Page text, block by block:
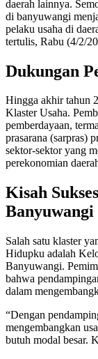
daerah lainnya.
di banyuwangi
pelaku usaha di
tertulis, Rabu (4/2/
Dukungan
Hingga akhir tahun
Klaster Usaha.
pemberdayaan,
prasarana (sarpras)
sektor-sektor yang
perekonomian
Kisah
Banyuwangi
Salah satu klaster
Hidupku adalah
Banyuwangi.
bahwa
dalam
“Dengan
mengembangkan
butuh modal besar.